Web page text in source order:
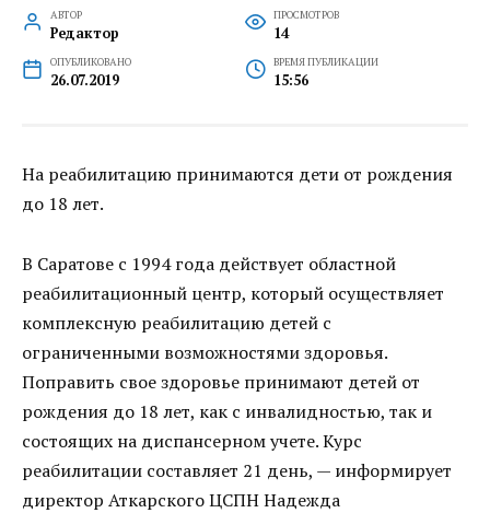
АВТОР
Редактор
ПРОСМОТРОВ
14
ОПУБЛИКОВАНО
26.07.2019
ВРЕМЯ ПУБЛИКАЦИИ
15:56
На реабилитацию принимаются дети от рождения
до 18 лет.
В Саратове с 1994 года действует областной
реабилитационный центр, который осуществляет
комплексную реабилитацию детей с
ограниченными возможностями здоровья.
Поправить свое здоровье принимают детей от
рождения до 18 лет, как с инвалидностью, так и
состоящих на диспансерном учете. Курс
реабилитации составляет 21 день, — информирует
директор Аткарского ЦСПН Надежда